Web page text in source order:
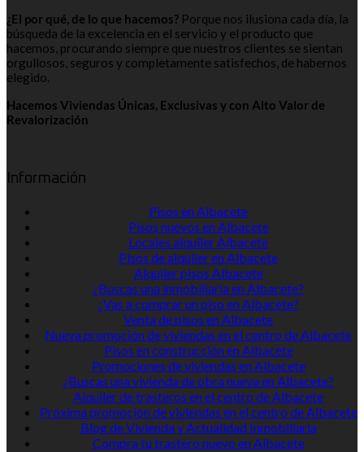
¿El por qué, de lo que hacemos? Porque nos ilusiona cada día, la
búsqueda de la excelencia en el servicio y el producto que
hacemos, procurando siempre que nuestros clientes se sientan
orgullosos, seguros y completamente satisfechos, de habernos
elegido.
Hacemos Viviendas Únicas, Exclusivas y con Alto Valor de
Revalorización
Información
Pisos en Albacete
Pisos nuevos en Albacete
Locales alquiler Albacete
Pisos de alquiler en Albacete
Alquiler pisos Albacete
¿Buscas una inmobiliaria en Albacete?
¿Vas a comprar un piso en Albacete?
Venta de pisos en Albacete
Nueva promoción de viviendas en el centro de Albacete
Pisos en construcción en Albacete
Promociones de viviendas en Albacete
¿Buscas una vivienda de obra nueva en Albacete?
Alquiler de trasteros en el centro de Albacete
Próxima promoción de viviendas en el centro de Albacete
Blog de Vivienda y Actualidad Inmobiliaria
Compra tu trastero nuevo en Albacete